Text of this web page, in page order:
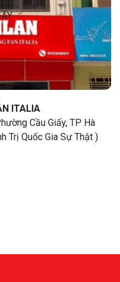
cổ điển, tân cổ điển,....
gỗ, nhựa ABS cao cấp,
ITALIA
Cầu Giấy, TP Hà
Trị Quốc Gia Sự Thật )